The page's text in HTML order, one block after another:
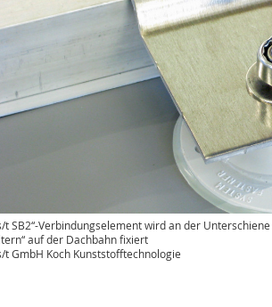
t SB2“-Verbindungselement wird an der
auf der Dachbahn fixiert
t GmbH Koch Kunststofftechnologie